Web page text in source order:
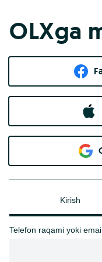
OLXga
Kirish
Telefon raqami yoki